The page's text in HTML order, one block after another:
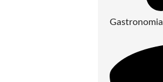
Gastronomia